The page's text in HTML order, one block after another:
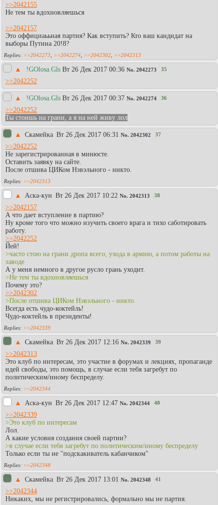
>>2042155
Не тем ты вдохновляешься
>>2042157
Это оффициаььная партия? Как вступить? Кто ваш кандидат на
выборы Путина 20!8?
>>2042273 >>2042274 >>2042302 >>2042313
▲ !GOlosa.Gls Вт 26 Дек 2017 00:36 No. 2042273 35
>>2042252
▲ !GOlosa.Gls Вт 26 Дек 2017 00:37 No. 2042274 36
>>2042252
Ты стоишь на грани, а я на ней живу лол
▲ Скамейка Вт 26 Дек 2017 06:31 No. 2042302 37
>>2042252
Не зарегистрированная в минюсте.
Оставить заявку на сайте.
После отшива ЦИКом Нэвэльного - никто.
>>2042313
▲ Аска-кун Вт 26 Дек 2017 10:22 No. 2042313 38
>>2042157
А что дает вступление в партию?
Ну кроме того что можно изучить своего врага и тихо саботировать
работу.
>>2042252
Йей!
>часто стою на грани дропа всего, ухода в армию, а потом работы на
заводе
А у меня немного в другое русло грань уходит.
>Не тем ты вдохновляешься
Почему это?
>>2042302
>После отшива ЦИКом Нэвэльного - никто.
Всегда есть чудо-коктейль!
Чудо-коктейль в президенты!
>>2042339
▲ Скамейка Вт 26 Дек 2017 12:16 No. 2042339 39
>>2042313
Это клуб по интересам, это участие в форумах и лекциях, пропаганде
идей свободы, это помощь, в случае если тебя загребут по
политическим/иному беспределу.
>>2042344
▲ Аска-кун Вт 26 Дек 2017 12:47 No. 2042344 40
>>2042339
>Это клуб по интересам
Лол.
А какие условия создания своей партии?
>в случае если тебя загребут по политическим/иному беспределу
Только если ты не "подскакиватель кабанчиком"
>>2042348
▲ Скамейка Вт 26 Дек 2017 13:01 No. 2042348 41
>>2042344
Никаких, мы не регистрировались, формально мы не партия.